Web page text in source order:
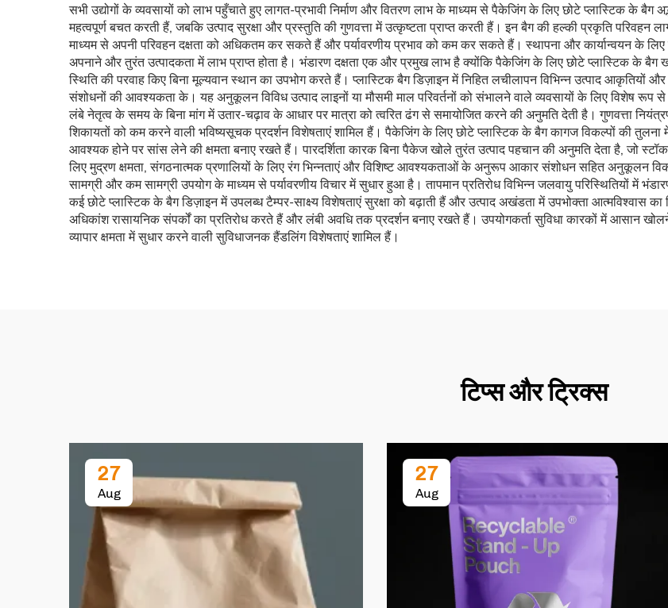
सभी उद्योगों के व्यवसायों को लाभ पहुँचाते हुए लागत-प्रभावी निर्माण और वितरण लाभ के माध्यम से पैकेजिंग के लिए छोटे प्लास्टिक के
महत्वपूर्ण बचत करती हैं, जबकि उत्पाद सुरक्षा और प्रस्तुति की गुणवत्ता में उत्कृष्टता प्राप्त करती हैं। इन बैग की हल्की प्रकृति
माध्यम से अपनी परिवहन दक्षता को अधिकतम कर सकते हैं और पर्यावरणीय प्रभाव को कम कर सकते हैं। स्थापना और कार्यान्वयन के
अपनाने और तुरंत उत्पादकता में लाभ प्राप्त होता है। भंडारण दक्षता एक और प्रमुख लाभ है क्योंकि पैकेजिंग के लिए छोटे प्लास्टिक के बैग
स्थिति की परवाह किए बिना मूल्यवान स्थान का उपभोग करते हैं। प्लास्टिक बैग डिज़ाइन में निहित लचीलापन विभिन्न उत्पाद आकृतियों
संशोधनों की आवश्यकता के। यह अनुकूलन विविध उत्पाद लाइनों या मौसमी माल परिवर्तनों को संभालने वाले व्यवसायों के लिए विशेष रूप से
लंबे नेतृत्व के समय के बिना मांग में उतार-चढ़ाव के आधार पर मात्रा को त्वरित ढंग से समायोजित करने की अनुमति देती है। गुणवत्ता
शिकायतों को कम करने वाली भविष्यसूचक प्रदर्शन विशेषताएं शामिल हैं। पैकेजिंग के लिए छोटे प्लास्टिक के बैग कागज विकल्पों की तुलना
आवश्यक होने पर सांस लेने की क्षमता बनाए रखते हैं। पारदर्शिता कारक बिना पैकेज खोले तुरंत उत्पाद पहचान की अनुमति देता है, जो
लिए मुद्रण क्षमता, संगठनात्मक प्रणालियों के लिए रंग भिन्नताएं और विशिष्ट आवश्यकताओं के अनुरूप आकार संशोधन सहित अनुकूलन
सामग्री और कम सामग्री उपयोग के माध्यम से पर्यावरणीय विचार में सुधार हुआ है। तापमान प्रतिरोध विभिन्न जलवायु परिस्थितियों में
कई छोटे प्लास्टिक के बैग डिज़ाइन में उपलब्ध टैम्पर-साक्ष्य विशेषताएं सुरक्षा को बढ़ाती हैं और उत्पाद अखंडता में उपभोक्ता आत्मविश्वास
अधिकांश रासायनिक संपर्कों का प्रतिरोध करते हैं और लंबी अवधि तक प्रदर्शन बनाए रखते हैं। उपयोगकर्ता सुविधा कारकों में आसान
व्यापार क्षमता में सुधार करने वाली सुविधाजनक हैंडलिंग विशेषताएं शामिल हैं।
टिप्स और ट्रिक्स
27
Aug
27
Aug